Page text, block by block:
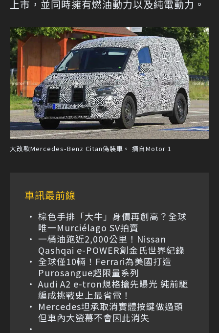
上市，並同時擁有燃油動力以及純電動力。
大改款Mercedes-Benz Citan偽裝車。 摘自Motor 1
車訊最前線
棕色手排「大牛」身價再創高？全球
唯一Murciélago SV拍賣
一桶油跑近2,000公里！Nissan
Qashqai e-POWER創金氏世界紀錄
全球僅10輛！Ferrari為美國打造
Purosangue超限量系列
Audi A2 e-tron規格搶先曝光 純前驅
編成挑戰史上最省電！
Mercedes坦承取消實體按鍵做過頭
但車內大螢幕不會因此消失